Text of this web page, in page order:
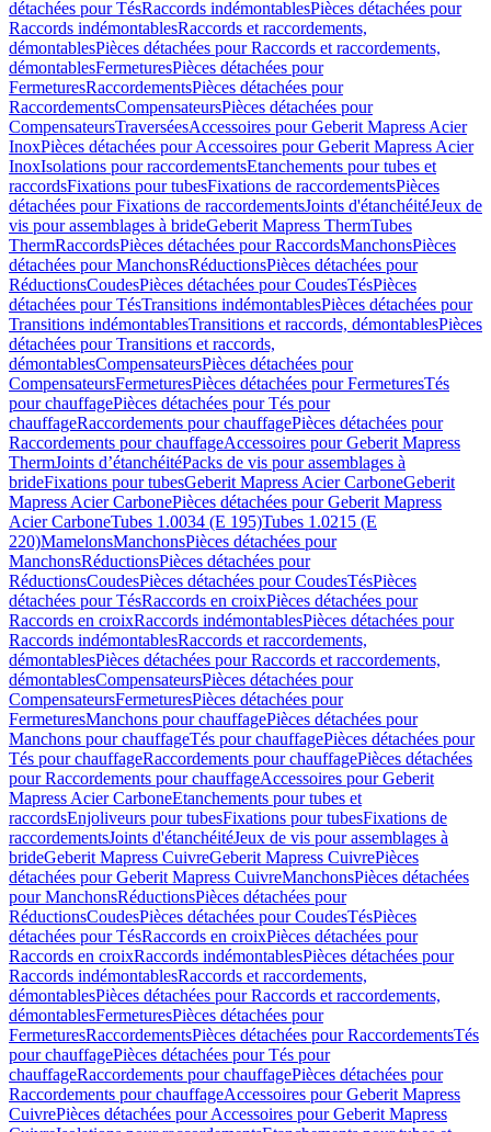
détachées pour TésRaccords indémontablesPièces détachées pour
Raccords indémontablesRaccords et raccordements,
démontablesPièces détachées pour Raccords et raccordements,
démontablesFermeturesPièces détachées pour
FermeturesRaccordementsPièces détachées pour
RaccordementsCompensateursPièces détachées pour
CompensateursTraverséesAccessoires pour Geberit Mapress Acier
InoxPièces détachées pour Accessoires pour Geberit Mapress Acier
InoxIsolations pour raccordementsEtanchements pour tubes et
raccordsFixations pour tubesFixations de raccordementsPièces
détachées pour Fixations de raccordementsJoints d'étanchéitéJeux de
vis pour assemblages à brideGeberit Mapress ThermTubes
ThermRaccordsPièces détachées pour RaccordsManchonsPièces
détachées pour ManchonsRéductionsPièces détachées pour
RéductionsCoudesPièces détachées pour CoudesTésPièces
détachées pour TésTransitions indémontablesPièces détachées pour
Transitions indémontablesTransitions et raccords, démontablesPièces
détachées pour Transitions et raccords,
démontablesCompensateursPièces détachées pour
CompensateursFermeturesPièces détachées pour FermeturesTés
pour chauffagePièces détachées pour Tés pour
chauffageRaccordements pour chauffagePièces détachées pour
Raccordements pour chauffageAccessoires pour Geberit Mapress
ThermJoints d’étanchéitéPacks de vis pour assemblages à
brideFixations pour tubesGeberit Mapress Acier CarboneGeberit
Mapress Acier CarbonePièces détachées pour Geberit Mapress
Acier CarboneTubes 1.0034 (E 195)Tubes 1.0215 (E
220)MamelonsManchonsPièces détachées pour
ManchonsRéductionsPièces détachées pour
RéductionsCoudesPièces détachées pour CoudesTésPièces
détachées pour TésRaccords en croixPièces détachées pour
Raccords en croixRaccords indémontablesPièces détachées pour
Raccords indémontablesRaccords et raccordements,
démontablesPièces détachées pour Raccords et raccordements,
démontablesCompensateursPièces détachées pour
CompensateursFermeturesPièces détachées pour
FermeturesManchons pour chauffagePièces détachées pour
Manchons pour chauffageTés pour chauffagePièces détachées pour
Tés pour chauffageRaccordements pour chauffagePièces détachées
pour Raccordements pour chauffageAccessoires pour Geberit
Mapress Acier CarboneEtanchements pour tubes et
raccordsEnjoliveurs pour tubesFixations pour tubesFixations de
raccordementsJoints d'étanchéitéJeux de vis pour assemblages à
brideGeberit Mapress CuivreGeberit Mapress CuivrePièces
détachées pour Geberit Mapress CuivreManchonsPièces détachées
pour ManchonsRéductionsPièces détachées pour
RéductionsCoudesPièces détachées pour CoudesTésPièces
détachées pour TésRaccords en croixPièces détachées pour
Raccords en croixRaccords indémontablesPièces détachées pour
Raccords indémontablesRaccords et raccordements,
démontablesPièces détachées pour Raccords et raccordements,
démontablesFermeturesPièces détachées pour
FermeturesRaccordementsPièces détachées pour RaccordementsTés
pour chauffagePièces détachées pour Tés pour
chauffageRaccordements pour chauffagePièces détachées pour
Raccordements pour chauffageAccessoires pour Geberit Mapress
CuivrePièces détachées pour Accessoires pour Geberit Mapress